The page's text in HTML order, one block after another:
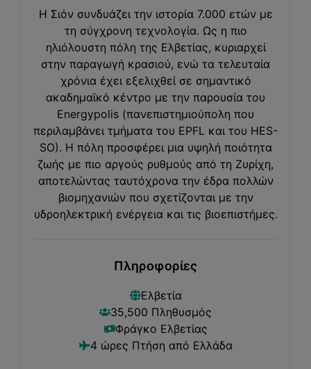
Η Σιόν συνδυάζει την ιστορία 7.000 ετών με
τη σύγχρονη τεχνολογία. Ως η πιο
ηλιόλουστη πόλη της Ελβετίας, κυριαρχεί
στην παραγωγή κρασιού, ενώ τα τελευταία
χρόνια έχει εξελιχθεί σε σημαντικό
ακαδημαϊκό κέντρο με την παρουσία του
Energypolis (πανεπιστημιούπολη που
περιλαμβάνει τμήματα του EPFL και του HES-
SO). Η πόλη προσφέρει μια υψηλή ποιότητα
ζωής με πιο αργούς ρυθμούς από τη Ζυρίχη,
αποτελώντας ταυτόχρονα την έδρα πολλών
βιομηχανιών που σχετίζονται με την
υδροηλεκτρική ενέργεια και τις βιοεπιστήμες.
Πληροφορίες
Ελβετία
35,500 Πληθυσμός
Φράγκο Ελβετίας
4ώρες Πτήση από Ελλάδα